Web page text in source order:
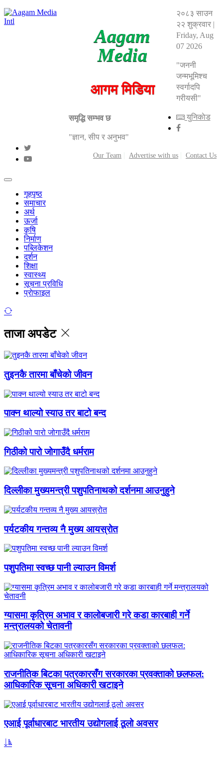
Aagam
Media
आगम मिडिया
समृद्धि सम्भव छ
"ज्ञान, सीप र अनुभव"
Our Team Advertise with us Contact Us
२०८३ साउन
२२ शुक्रवार|
Friday, Aug
07 2026
"जननी
जन्मभूमिश्च
स्वर्गादपि
गरीयसी"
युनिकाेड
गृहपृष्ठ
समाचार
अर्थ
ऊर्जा
कृषि
निर्माण
पब्लिकेशन
दर्शन
शिक्षा
स्वास्थ्य
सूचना प्रविधि
प्राेफाइल
ताजा अपडेट
तुइनकै तारमा बाँचेको जीवन
पाक्न थाल्यो स्याउ तर बाटो बन्द
गिठीको पारो जोगाउँदै धर्मराम
दिल्लीका मुख्यमन्त्री पशुपतिनाथको दर्शनमा आउनुहुने
पर्यटकीय गन्तव्य नै मुख्य आयस्रोत
पशुपतिमा स्वच्छ पानी ल्याउन विमर्श
ग्यासमा कृत्रिम अभाव र कालोबजारी गरे कडा कारबाही गर्ने
मन्त्रालयको चेतावनी
राजनीतिक बिटका पत्रकारसँग सरकारका प्रवक्ताको छलफल:
आधिकारिक सूचना अधिकारी खटाइने
एआई पूर्वाधारबाट भारतीय उद्योगलाई ठूलो अवसर